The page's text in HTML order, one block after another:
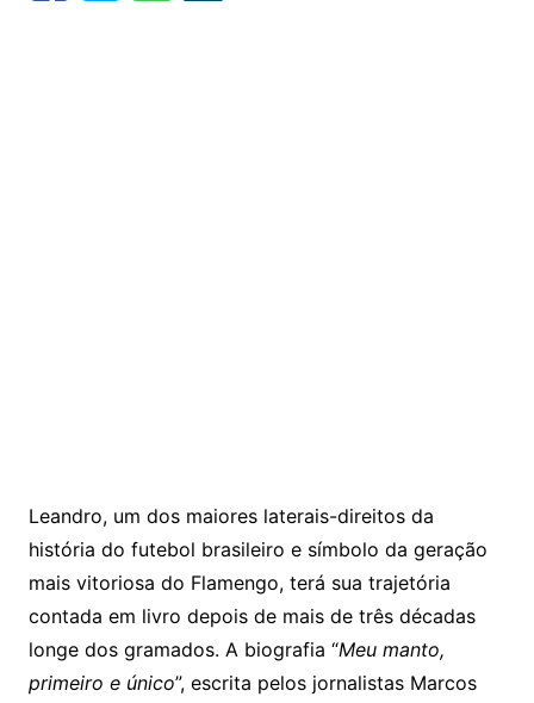
Leandro, um dos maiores laterais-direitos da
história do futebol brasileiro e símbolo da geração
mais vitoriosa do Flamengo, terá sua trajetória
contada em livro depois de mais de três décadas
longe dos gramados. A biografia “Meu manto,
primeiro e único”, escrita pelos jornalistas Marcos